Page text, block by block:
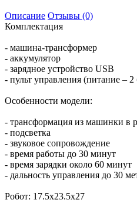
Описание Отзывы (0)
Комплектация
- машина-трансформер
- аккумулятор
- зарядное устройство USB
- пульт управления (питание –
Особенности модели:
- трансформация из машинки в
- подсветка
- звуковое сопровождение
- время работы до 30 минут
- время зарядки около 60 минут
- дальность управления до 30
Робот: 17.5x23.5x27